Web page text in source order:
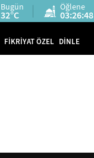
Bugün
32°C
Öğlene
03:26:47
FİKRİYAT ÖZEL DİNLE